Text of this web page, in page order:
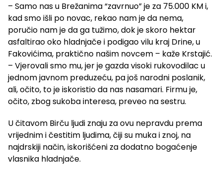
– Samo nas u Brežanima “zavrnuo” je za 75.000 KM i,
kad smo išli po novac, rekao nam je da nema,
poručio nam je da ga tužimo, dok je skoro hektar
asfaltirao oko hladnjače i podigao vilu kraj Drine, u
Fakovićima, praktično našim novcem – kaže Krstajić.
– Vjerovali smo mu, jer je gazda visoki rukovodilac u
jednom javnom preduzeću, pa još narodni poslanik,
ali, očito, to je iskoristio da nas nasamari. Firmu je,
očito, zbog sukoba interesa, preveo na sestru.
U čitavom Birču ljudi znaju za ovu nepravdu prema
vrijednim i čestitim ljudima, čiji su muka i znoj, na
najdrskiji način, iskorišćeni za dodatno bogaćenje
vlasnika hladnjače.